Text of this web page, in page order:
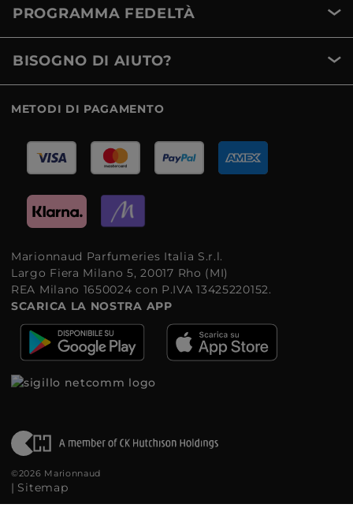
PROGRAMMA FEDELTÀ
BISOGNO DI AIUTO?
METODI DI PAGAMENTO
Marionnaud Parfumeries Italia S.r.l.
Largo Fiera Milano 5, 20017 Rho (MI)
REA Milano 1650024 con P.IVA 13425220152.
SCARICA LA NOSTRA APP
©2026 Marionnaud
| Sitemap